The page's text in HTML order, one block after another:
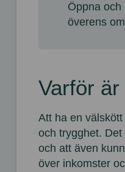
Öppna
överens
Varför
Att ha en
och trygghet.
och att även
över inkomster